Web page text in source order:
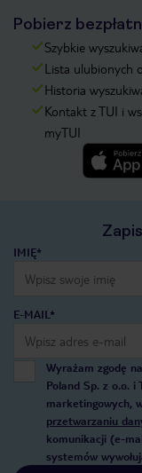
Pobierz
Szybkie
Lista ulubionych
Historia
Kontakt z TUI i
myTUI
IMIĘ*
E-MAIL*
Wyrażam zgodę
Poland Sp. z o.o.
marketingowych,
przetwarzaniu
komunikacji (e-
systemów